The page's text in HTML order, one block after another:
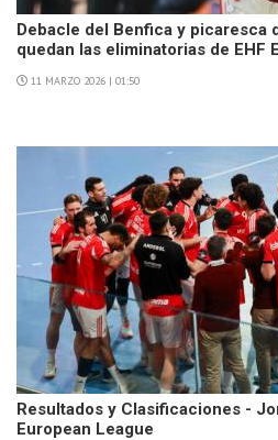
Debacle del Benfica y picaresca
quedan las eliminatorias de EHF
11 MARZO 2026 | 01:50
Resultados y Clasificaciones -
European League